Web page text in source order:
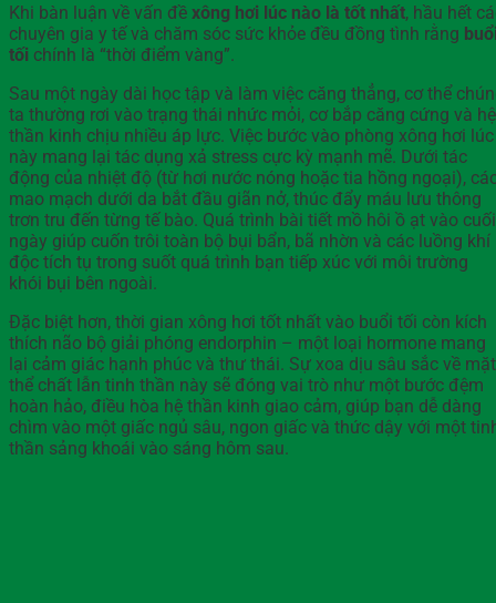
Khi bàn luận về vấn đề xông hơi lúc nào là tốt nhất, hầu hết
chuyên gia y tế và chăm sóc sức khỏe đều đồng tình rằng
tối chính là “thời điểm vàng”.
Sau một ngày dài học tập và làm việc căng thẳng, cơ thể
ta thường rơi vào trạng thái nhức mỏi, cơ bắp căng cứng và hệ
thần kinh chịu nhiều áp lực. Việc bước vào phòng xông hơi lúc
này mang lại tác dụng xả stress cực kỳ mạnh mẽ. Dưới tác
động của nhiệt độ (từ hơi nước nóng hoặc tia hồng ngoại),
mao mạch dưới da bắt đầu giãn nở, thúc đẩy máu lưu thông
trơn tru đến từng tế bào. Quá trình bài tiết mồ hôi ồ ạt vào cuối
ngày giúp cuốn trôi toàn bộ bụi bẩn, bã nhờn và các luồng khí
độc tích tụ trong suốt quá trình bạn tiếp xúc với môi trường
khói bụi bên ngoài.
Đặc biệt hơn, thời gian xông hơi tốt nhất vào buổi tối còn kích
thích não bộ giải phóng endorphin – một loại hormone mang
lại cảm giác hạnh phúc và thư thái. Sự xoa dịu sâu sắc về mặt
thể chất lẫn tinh thần này sẽ đóng vai trò như một bước đệm
hoàn hảo, điều hòa hệ thần kinh giao cảm, giúp bạn dễ dàng
chìm vào một giấc ngủ sâu, ngon giấc và thức dậy với một
thần sảng khoái vào sáng hôm sau.